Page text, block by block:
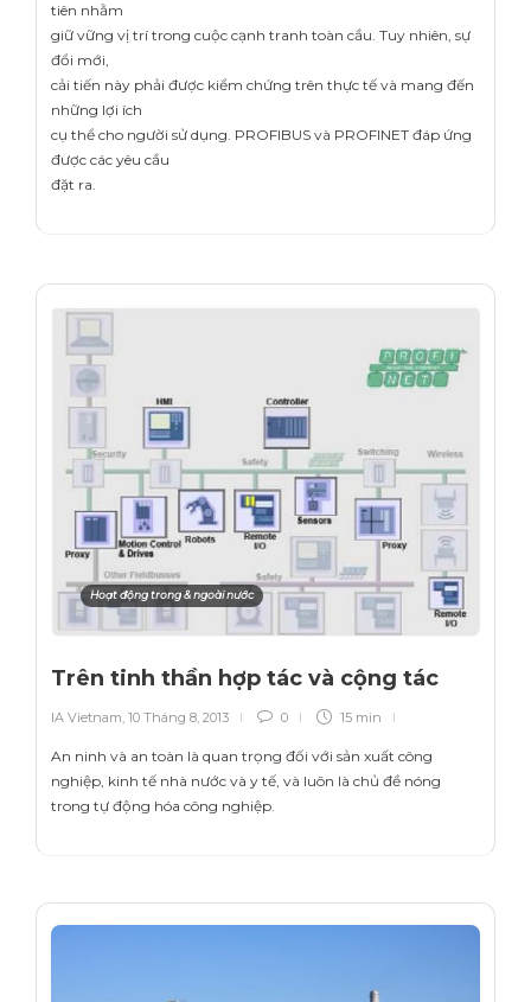
tiên nhằm
giữ vững vị trí trong cuộc cạnh tranh toàn cầu. Tuy nhiên, sự
đổi mới,
cải tiến này phải được kiểm chứng trên thực tế và mang đến
những lợi ích
cụ thể cho người sử dụng. PROFIBUS và PROFINET đáp ứng
được các yêu cầu
đặt ra.
Hoạt động trong & ngoài nước
Trên tinh thần hợp tác và cộng tác
IA Vietnam 10 Tháng 8, 2013 0 15 min
An ninh và an toàn là quan trọng đối với sản xuất công
nghiệp, kinh tế nhà nước và y tế, và luôn là chủ đề nóng
trong tự động hóa công nghiệp.